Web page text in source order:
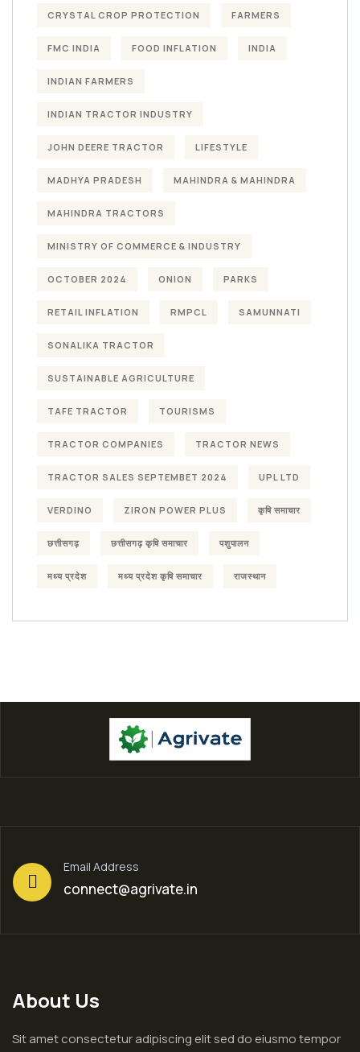
CRYSTAL CROP PROTECTION FARMERS
FMC INDIA FOOD INFLATION INDIA
INDIAN FARMERS
INDIAN TRACTOR INDUSTRY
JOHN DEERE TRACTOR LIFESTYLE
MADHYA PRADESH MAHINDRA & MAHINDRA
MAHINDRA TRACTORS
MINISTRY OF COMMERCE & INDUSTRY
OCTOBER 2024 ONION PARKS
RETAIL INFLATION RMPCL SAMUNNATI
SONALIKA TRACTOR
SUSTAINABLE AGRICULTURE
TAFE TRACTOR TOURISMS
TRACTOR COMPANIES TRACTOR NEWS
TRACTOR SALES SEPTEMBET 2024 UPL LTD
VERDINO ZIRON POWER PLUS कृषि समाचार
छत्तीसगढ़ छत्तीसगढ़ कृषि समाचार पशुपालन
मध्य प्रदेश मध्य प्रदेश कृषि समाचार राजस्थान
Email Address
connect@agrivate.in
About Us
Sit amet consectetur adipiscing elit sed do eiusmo tempor